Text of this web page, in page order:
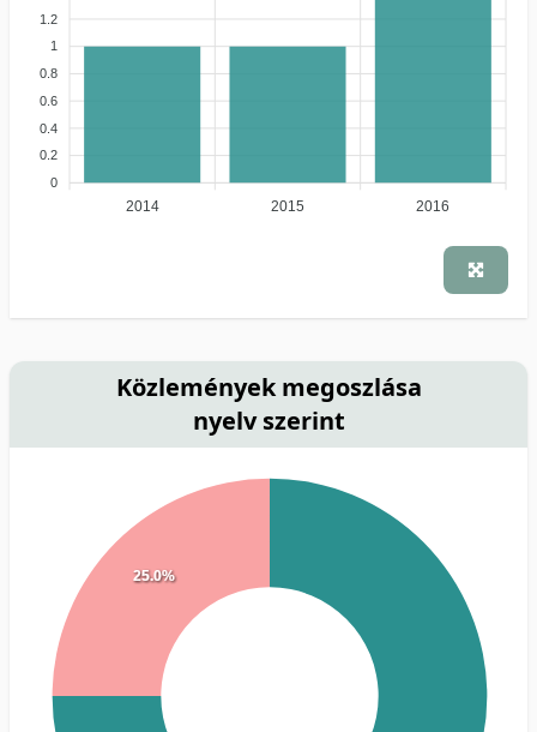
1.2
1
0.8
0.6
0.4
0.2
0
2014 2015 2016
Közlemények megoszlása
nyelv szerint
25.0%